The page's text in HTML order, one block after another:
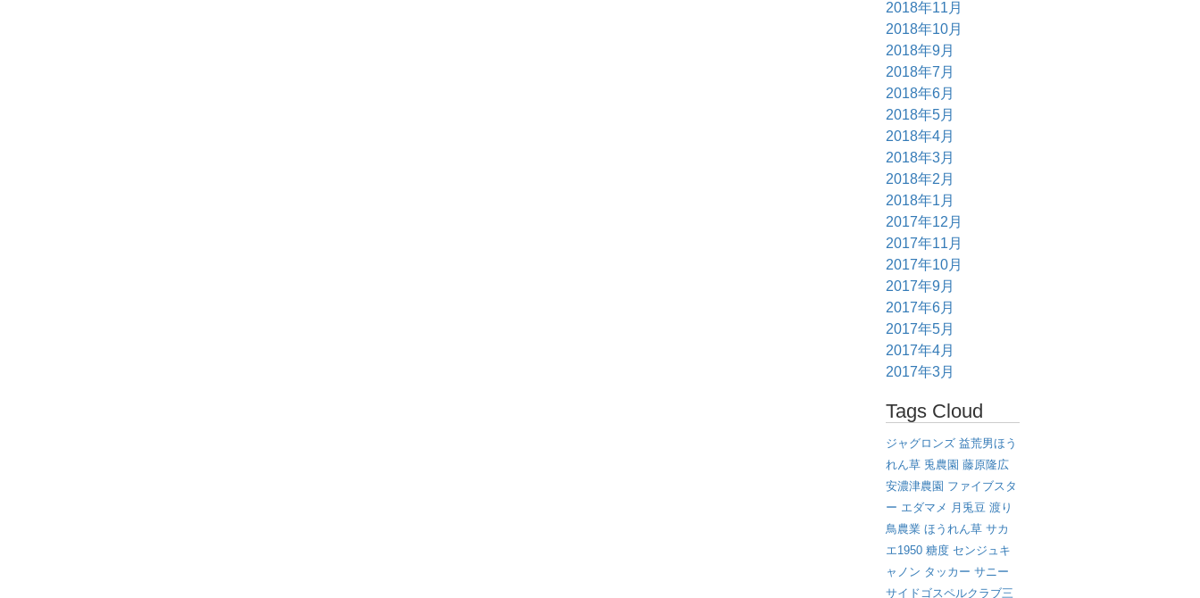
2018年11月
2018年10月
2018年9月
2018年7月
2018年6月
2018年5月
2018年4月
2018年3月
2018年2月
2018年1月
2017年12月
2017年11月
2017年10月
2017年9月
2017年6月
2017年5月
2017年4月
2017年3月
Tags Cloud
ジャグロンズ 益荒男ほう
れん草 兎農園 藤原隆広
安濃津農園 ファイブスタ
ー エダマメ 月兎豆 渡り
鳥農業 ほうれん草 サカ
エ1950 糖度 センジュキ
ャノン タッカー サニー
サイドゴスペルクラブ三